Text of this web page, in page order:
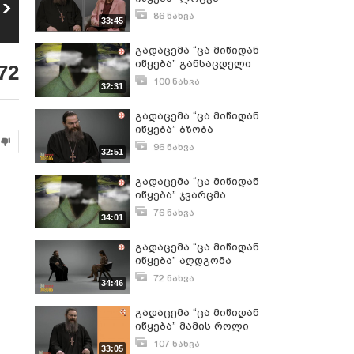
გადაცემა “ცა
მიწიდან იწყება” -
რატომ სამება?
ნახვა
49
გადაცემა “ცა
მიწიდან იწყება” -
33:45 86 ნახვა
32:31
გადაცემა “ცა მიწიდან
იწყება” განსაცდელი
100 ნახვა
32:51
გადაცემა “ცა მიწიდან
იწყება” ბზობა
96 ნახვა
34:01
გადაცემა “ცა მიწიდან
იწყება” ჯვარცმა
76 ნახვა
34:46
გადაცემა “ცა მიწიდან
იწყება” აღდგომა
72 ნახვა
33:05
გადაცემა “ცა მიწიდან
იწყება” მამის როლი
107 ნახვა